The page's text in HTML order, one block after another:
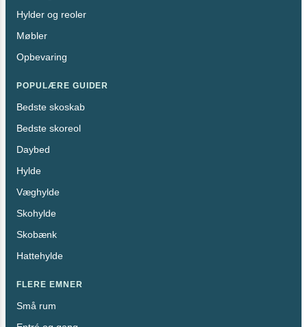
Hylder og reoler
Møbler
Opbevaring
POPULÆRE GUIDER
Bedste skoskab
Bedste skoreol
Daybed
Hylde
Væghylde
Skohylde
Skobænk
Hattehylde
FLERE EMNER
Små rum